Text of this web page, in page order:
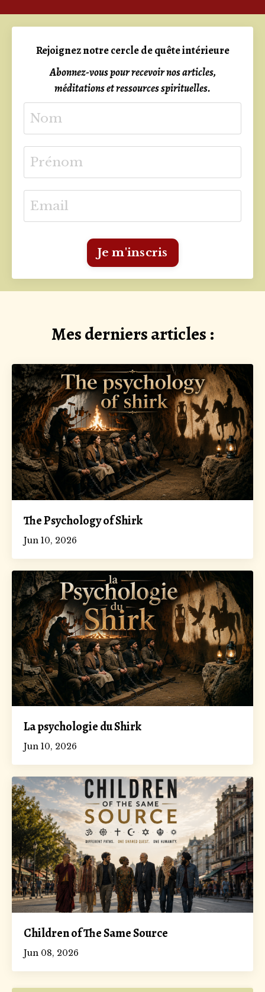
Rejoignez notre cercle de quête intérieure
Abonnez-vous pour recevoir nos articles,
méditations et ressources spirituelles.
Je m'inscris
Mes derniers articles :
The Psychology of Shirk
Jun 10, 2026
La psychologie du Shirk
Jun 10, 2026
Children of The Same Source
Jun 08, 2026